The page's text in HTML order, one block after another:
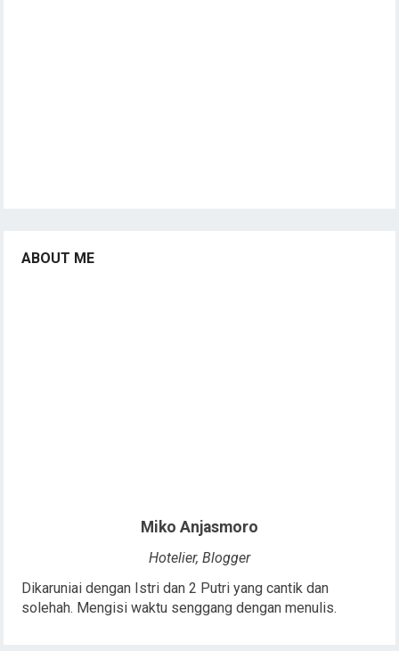
ABOUT ME
Miko Anjasmoro
Hotelier, Blogger
Dikaruniai dengan Istri dan 2 Putri yang cantik dan
solehah. Mengisi waktu senggang dengan menulis.